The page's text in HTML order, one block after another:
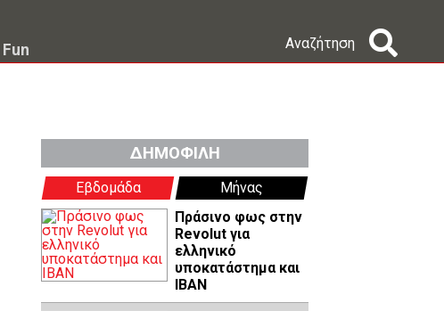
Fun Αναζήτηση
ΔΗΜΟΦΙΛΗ
Εβδομάδα
Μήνας
Πράσινο φως στην
Revolut για
ελληνικό
υποκατάστημα και
IBAN